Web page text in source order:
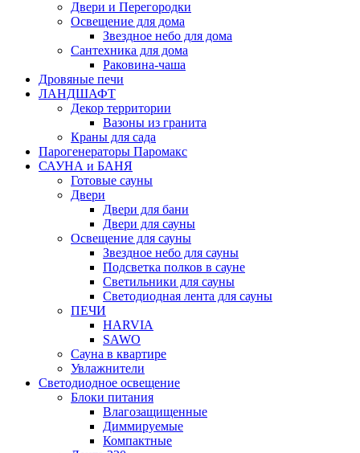
Двери и Перегородки
Освещение для дома
Звездное небо для дома
Сантехника для дома
Раковина-чаша
Дровяные печи
ЛАНДШАФТ
Декор территории
Вазоны из гранита
Краны для сада
Парогенераторы Паромакс
САУНА и БАНЯ
Готовые сауны
Двери
Двери для бани
Двери для сауны
Освещение для сауны
Звездное небо для сауны
Подсветка полков в сауне
Светильники для сауны
Светодиодная лента для сауны
ПЕЧИ
HARVIA
SAWO
Сауна в квартире
Увлажнители
Светодиодное освещение
Блоки питания
Влагозащищенные
Диммируемые
Компактные